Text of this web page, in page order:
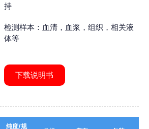
持
检测样本：血清，血浆，组织，相关液
体等
下载说明书
纯度/规